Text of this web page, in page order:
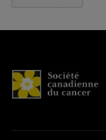
un
votre
panier